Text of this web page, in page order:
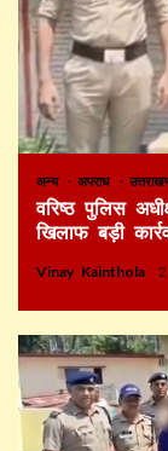
अन्य अपराध
वरिष्ठ पुलिस
खिलाफ बड़ी
Vinay Kainthola